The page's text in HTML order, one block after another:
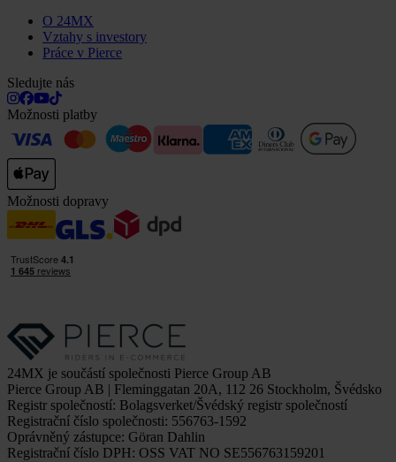
O 24MX
Vztahy s investory
Práce v Pierce
Sledujte nás
Možnosti platby
Možnosti dopravy
24MX je součástí společnosti Pierce Group AB
Pierce Group AB | Fleminggatan 20A, 112 26 Stockholm, Švédsko
Registr společností: Bolagsverket/Švédský registr společností
Registrační číslo společnosti: 556763-1592
Oprávněný zástupce: Göran Dahlin
Registrační číslo DPH: OSS VAT NO SE556763159201